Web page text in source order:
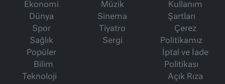
Ekonomi
Dünya
Spor
Sağlık
Popüler
Bilim
Teknoloji
Müzik
Sinema
Tiyatro
Sergi
Kullanım
Şartları
Çerez
Politikamız
İptal ve İade
Politikası
Açık Rıza